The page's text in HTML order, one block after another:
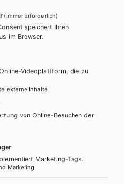
Entwicklung von
Book
(immer erforderlich)
speichert Ihren
im Browser.
Videoplattform, die zu
externe Inhalte
von Online-Besuchen der
Marketing-Tags.
Marketing